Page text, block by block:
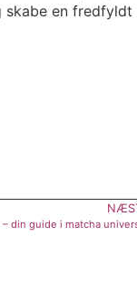
skabe en fredfyldt
din guide i matcha